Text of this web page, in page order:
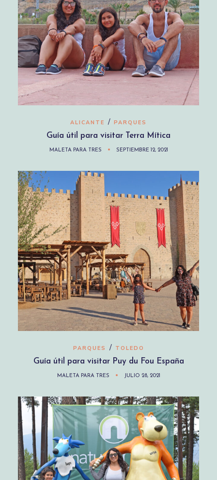
ALICANTE / PARQUES
Guía útil para visitar Terra Mítica
MALETA PARA TRES SEPTIEMBRE 12, 2021
PARQUES / TOLEDO
Guía útil para visitar Puy du Fou España
MALETA PARA TRES JULIO 28, 2021